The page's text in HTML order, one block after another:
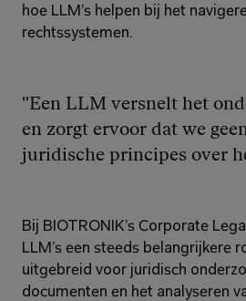
hoe LLM’s helpen bij het
rechtssystemen.
"Een LLM versnelt het
en zorgt ervoor dat we
juridische principes over
Bij BIOTRONIK’s Corporate
LLM’s een steeds belangrijkere
uitgebreid voor juridisch
documenten en het analyseren